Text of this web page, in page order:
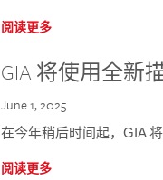
阅读更多
GIA 将使用全新
June 1, 2025
在今年稍后时间起，GIA
阅读更多